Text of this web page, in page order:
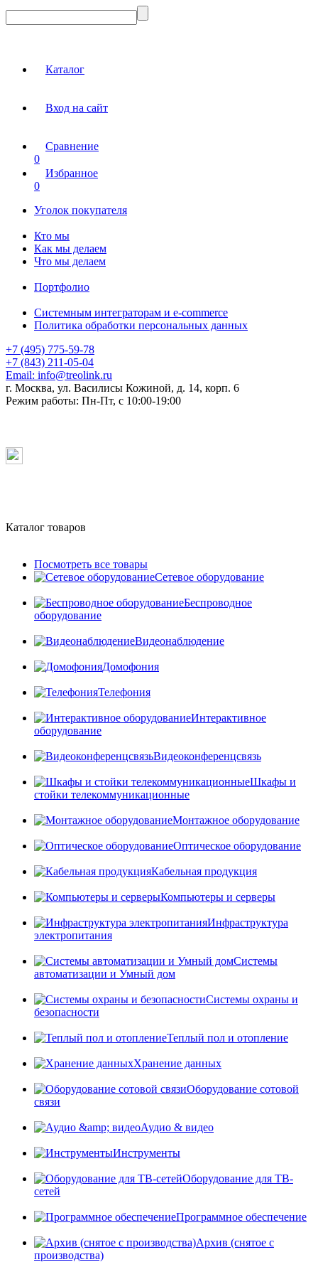
Каталог
Вход на сайт
Сравнение
0
Избранное
0
Уголок покупателя
Кто мы
Как мы делаем
Что мы делаем
Портфолио
Системным интеграторам и e-commerce
Политика обработки персональных данных
+7 (495) 775-59-78
+7 (843) 211-05-04
Email: info@treolink.ru
г. Москва, ул. Василисы Кожиной, д. 14, корп. 6
Режим работы: Пн-Пт, с 10:00-19:00
Каталог товаров
Посмотреть все товары
Сетевое оборудование
Беспроводное
оборудование
Видеонаблюдение
Домофония
Телефония
Интерактивное
оборудование
Видеоконференцсвязь
Шкафы и
стойки телекоммуникационные
Монтажное оборудование
Оптическое оборудование
Кабельная продукция
Компьютеры и серверы
Инфраструктура
электропитания
Системы
автоматизации и Умный дом
Системы охраны и
безопасности
Теплый пол и отопление
Хранение данных
Оборудование сотовой
связи
Аудио & видео
Инструменты
Оборудование для ТВ-
сетей
Программное обеспечение
Архив (снятое с
производства)